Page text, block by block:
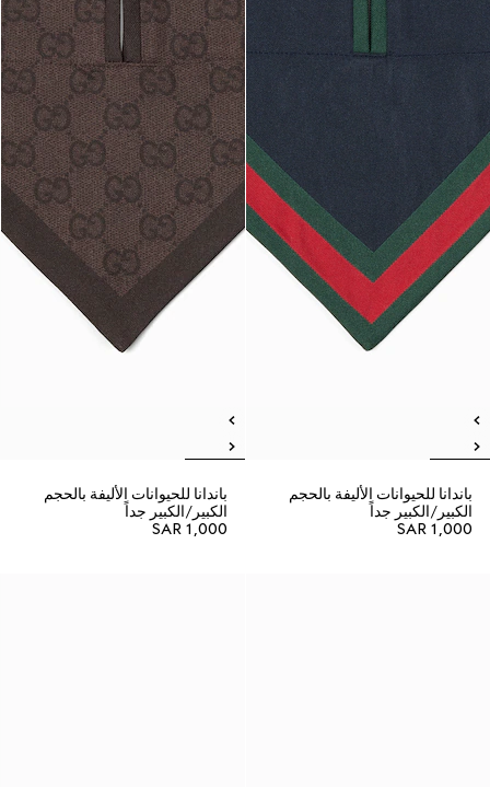
باندانا للحيوانات الأليفة بالحجم
الكبير/الكبير جداً
SAR 1,000
باندانا للحيوانات الأليفة بالحجم
الكبير/الكبير جداً
SAR 1,000